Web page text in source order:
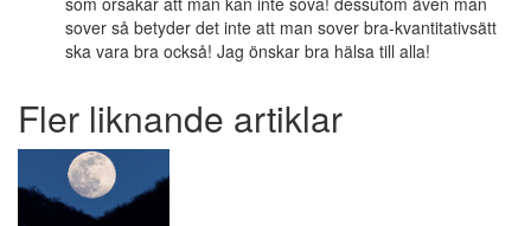
sover så betyder det inte att man sover bra-kvantitativsätt
ska vara bra också! Jag önskar bra hälsa till alla!
Fler liknande artiklar